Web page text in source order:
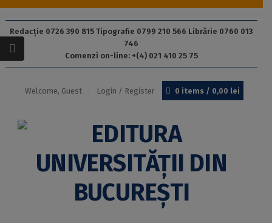
Redacție 0726 390 815 Tipografie 0799 210 566 Librărie 0760 013
746
Comenzi on-line: +(4) 021 410 25 75
Welcome, Guest Login / Register 0 items / 0,00 lei